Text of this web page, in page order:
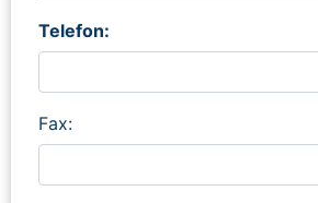
Telefon:
Fax: